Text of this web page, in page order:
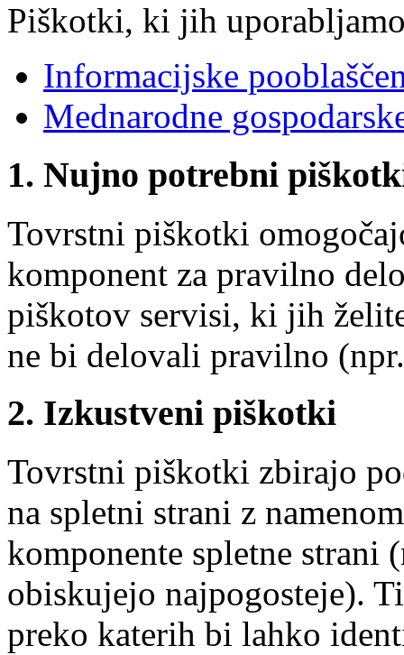
Piškotki, ki jih
Informacijske
Mednarodne
1. Nujno potrebni
Tovrstni piškotki
komponent za pravilno
piškotov servisi, ki jih
ne bi delovali pravilno
2. Izkustveni piškotki
Tovrstni piškotki zbirajo
na spletni strani z
komponente spletne strani
obiskujejo najpogosteje).
preko katerih bi lahko